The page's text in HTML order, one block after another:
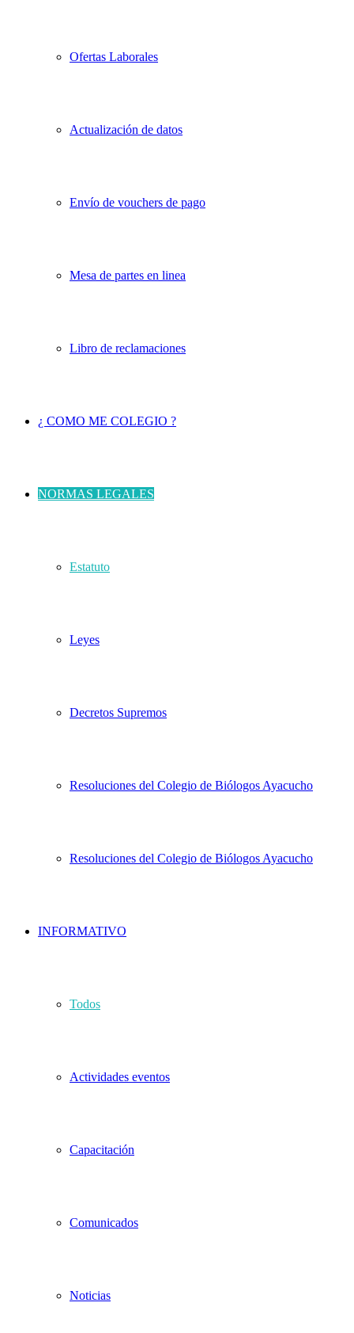
Ofertas Laborales
Actualización de datos
Envío de vouchers de pago
Mesa de partes en linea
Libro de reclamaciones
¿ COMO ME COLEGIO ?
NORMAS LEGALES
Estatuto
Leyes
Decretos Supremos
Resoluciones del Colegio de Biólogos Ayacucho
Resoluciones del Colegio de Biólogos Ayacucho
INFORMATIVO
Todos
Actividades eventos
Capacitación
Comunicados
Noticias